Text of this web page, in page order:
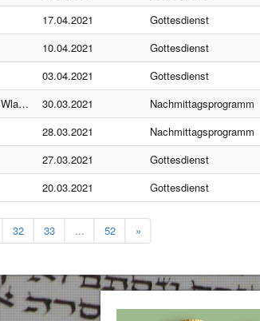
17.04.2021
Gottesdienst
10.04.2021
Gottesdienst
03.04.2021
Gottesdienst
Cleon Rogers, Guido Baltes und Wladimir Pikman 30.03.2021
Nachmittagsprogramm
28.03.2021
Nachmittagsprogramm
27.03.2021
Gottesdienst
20.03.2021 Gottesdienst
32 33 ... 52 »